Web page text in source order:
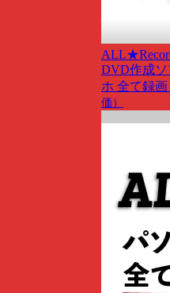
DVD作成ソ
ホ 全て録
価）